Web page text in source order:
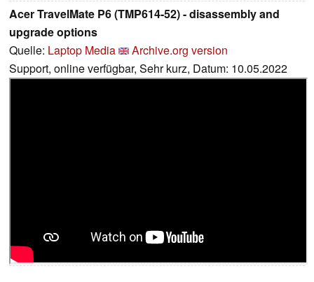
Acer TravelMate P6 (TMP614-52) - disassembly and
upgrade options
Quelle: Laptop Media
Archive.org version
Support, online verfügbar, Sehr kurz, Datum: 10.05.2022